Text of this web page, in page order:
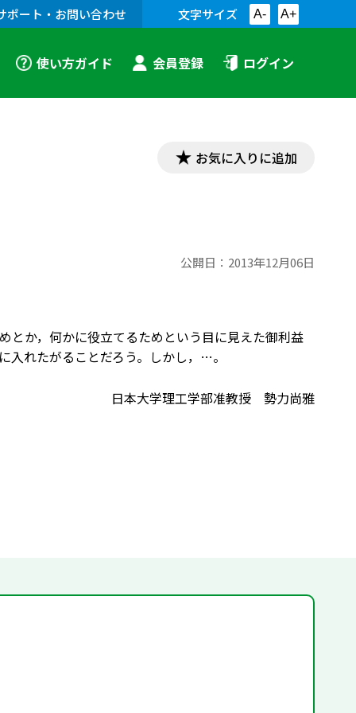
ポート・お問い合わせ 文字サイズ A- A+
使い方ガイド 会員登録 ログイン
お気に入りに追加
公開日： 2013年12月06日
とか，何かに役立てるためという目に見えた御利益
入れたがることだろう。しかし，…。
日本大学理工学部准教授 勢力尚雅